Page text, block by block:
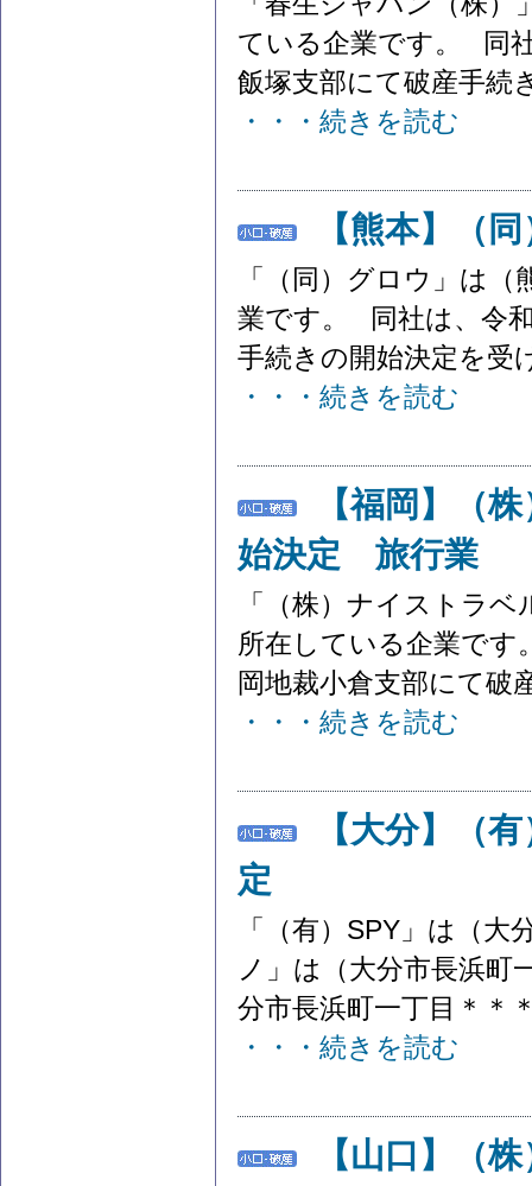
ている企業です。 同
飯塚支部にて破産手続
・・・続きを読む
【熊本】（
「（同）グロウ」は
業です。 同社は、令
手続きの開始決定を
・・・続きを読む
【福岡】（
始決定 旅行業
「（株）ナイストラ
所在している企業で
岡地裁小倉支部にて破
・・・続きを読む
【大分】（
定
「（有）SPY」は（
ノ」は（大分市長浜町
分市長浜町一丁目＊＊
・・・続きを読む
【山口】（